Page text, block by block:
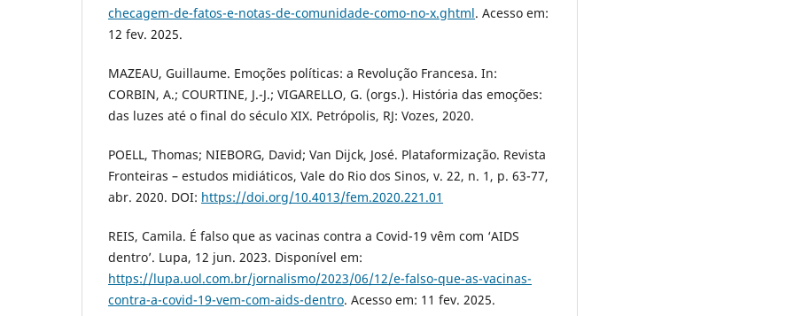
checagem-de-fatos-e-notas-de-comunidade-como-no-x.ghtml. Acesso em:
12 fev. 2025.
MAZEAU, Guillaume. Emoções políticas: a Revolução Francesa. In:
CORBIN, A.; COURTINE, J.-J.; VIGARELLO, G. (orgs.). História das emoções:
das luzes até o final do século XIX. Petrópolis, RJ: Vozes, 2020.
POELL, Thomas; NIEBORG, David; Van Dijck, José. Plataformização. Revista
Fronteiras – estudos midiáticos, Vale do Rio dos Sinos, v. 22, n. 1, p. 63-77,
abr. 2020. DOI: https://doi.org/10.4013/fem.2020.221.01
REIS, Camila. É falso que as vacinas contra a Covid-19 vêm com ‘AIDS
dentro’. Lupa, 12 jun. 2023. Disponível em:
https://lupa.uol.com.br/jornalismo/2023/06/12/e-falso-que-as-vacinas-
contra-a-covid-19-vem-com-aids-dentro. Acesso em: 11 fev. 2025.